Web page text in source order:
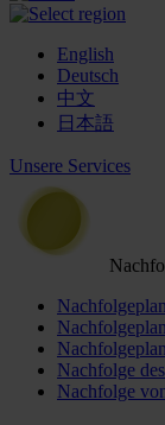
English
Deutsch
中文
日本語
Unsere Services
Nachfolge
Nachfolge